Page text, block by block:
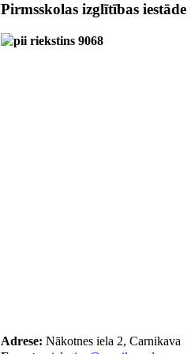
Pirmsskolas izglītības
Adrese: Nākotnes iela 2, Carnikava